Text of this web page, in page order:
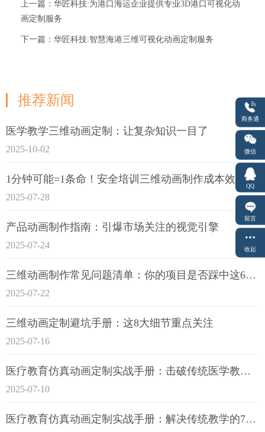
上一篇：华匠科技:为港口海运企业提供专业3D港口可视化动
画定制服务
下一篇：华匠科技:智慧海港三维可视化动画定制服务
推荐新闻
医学教学三维动画定制：让复杂知识一目了
2025-10-02
1分钟可能=1条命！安全培训三维动画制作成本效益深度拆解
2025-07-28
产品动画制作指南：引爆市场关注的视觉引擎
2025-07-24
三维动画制作常见问题清单：你的项目是否踩中这6大技术雷区？
2025-07-22
三维动画定制避坑手册：这8大细节重点关注
2025-07-16
医疗教育仿真动画定制实战手册：击破传统医学教育7大痛点
2025-07-10
医疗教育仿真动画定制实战手册：解决传统教学的7大痛点
商务通
微信
QQ
留言
收起